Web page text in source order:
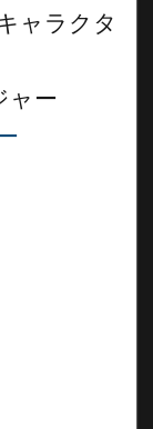
キャラクタ
ャー